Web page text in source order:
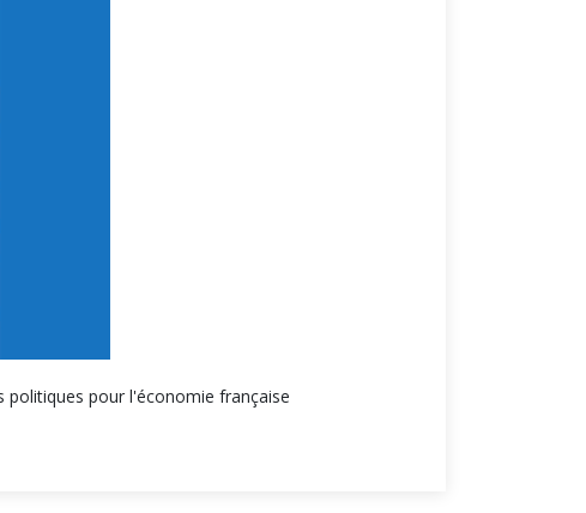
politiques pour l'économie française